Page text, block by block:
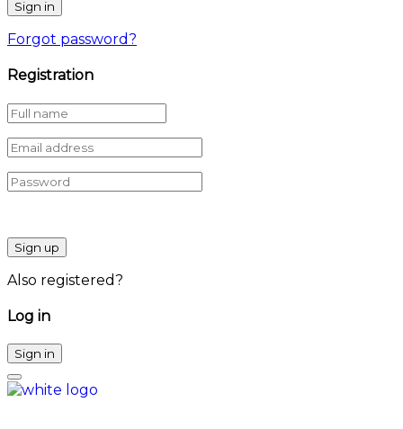
Forgot password?
Registration
Sign up
Also registered?
Log in
Sign in